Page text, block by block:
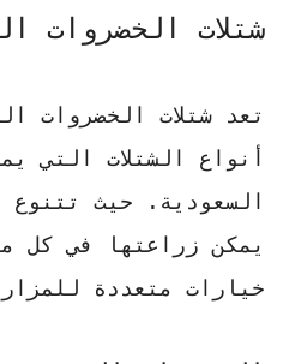
شتلات الخضروات
تعد شتلات الخضروات
أنواع الشتلات التي
السعودية. حيث تتنوع
يمكن زراعتها في كل
خيارات متعددة